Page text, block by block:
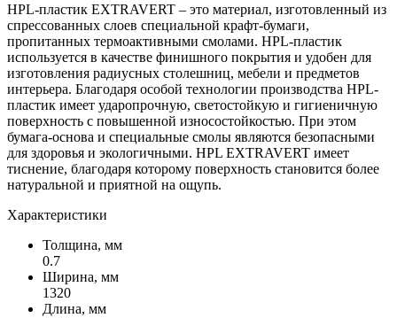
HPL-пластик EXTRAVERT – это материал, изготовленный из
спрессованных слоев специальной крафт-бумаги,
пропитанных термоактивными смолами. HPL-пластик
используется в качестве финишного покрытия и удобен для
изготовления радиусных столешниц, мебели и предметов
интерьера. Благодаря особой технологии производства HPL-
пластик имеет ударопрочную, светостойкую и гигиеничную
поверхность с повышенной износостойкостью. При этом
бумага-основа и специальные смолы являются безопасными
для здоровья и экологичными. HPL EXTRAVERT имеет
тиснение, благодаря которому поверхность становится более
натуральной и приятной на ощупь.
Характеристики
Толщина, мм
0.7
Ширина, мм
1320
Длина, мм